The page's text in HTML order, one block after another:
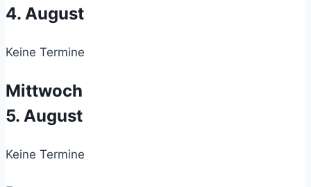
4. August
Keine Termine
Mittwoch
5. August
Keine Termine